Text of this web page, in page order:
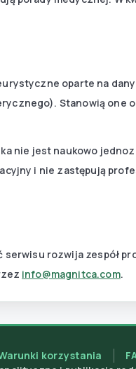
oparte na
Stanowią one
nie jest naukowo
i nie zastępują
serwisu rozwija zespół
info@magnitca.com.
korzystania